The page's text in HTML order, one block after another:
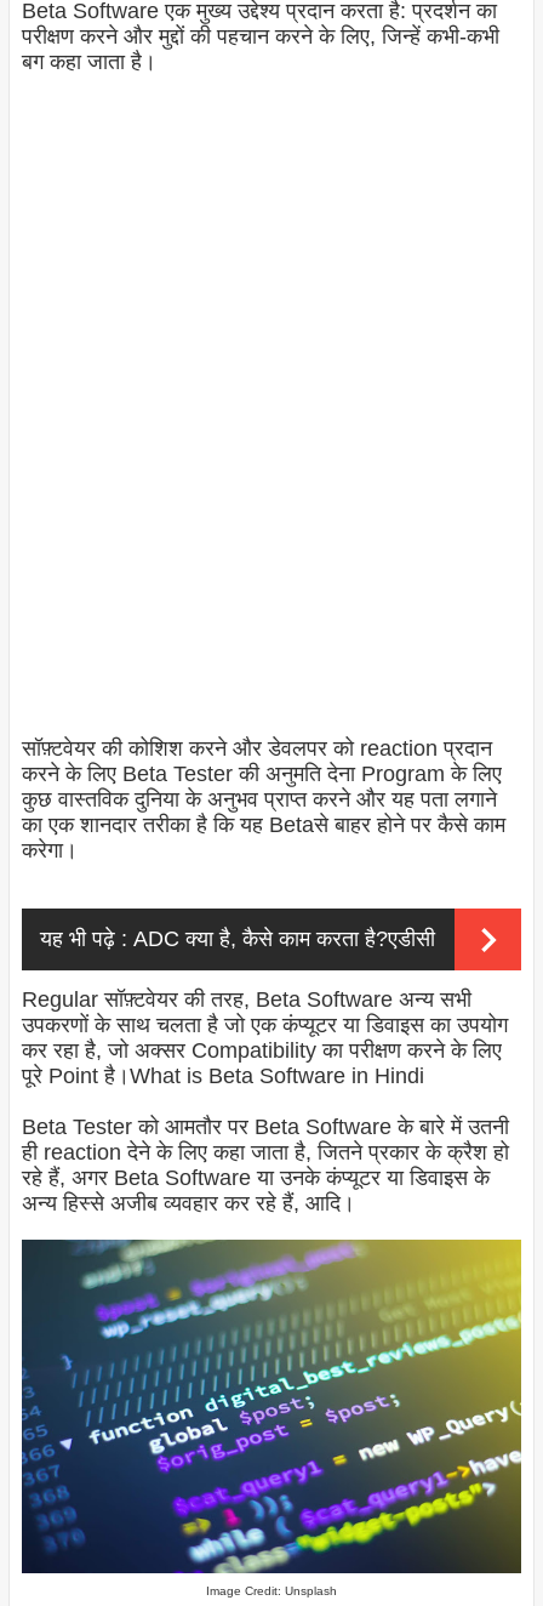
Beta Software एक मुख्य उद्देश्य प्रदान करता है: प्रदर्शन का
परीक्षण करने और मुद्दों की पहचान करने के लिए, जिन्हें कभी-कभी
बग कहा जाता है।
सॉफ़्टवेयर की कोशिश करने और डेवलपर को reaction प्रदान
करने के लिए Beta Tester की अनुमति देना Program के लिए
कुछ वास्तविक दुनिया के अनुभव प्राप्त करने और यह पता लगाने
का एक शानदार तरीका है कि यह Betaसे बाहर होने पर कैसे काम
करेगा।
यह भी पढ़े : ADC क्या है, कैसे काम करता है?एडीसी
Regular सॉफ़्टवेयर की तरह, Beta Software अन्य सभी
उपकरणों के साथ चलता है जो एक कंप्यूटर या डिवाइस का उपयोग
कर रहा है, जो अक्सर Compatibility का परीक्षण करने के लिए
पूरे Point है।What is Beta Software in Hindi
Beta Tester को आमतौर पर Beta Software के बारे में उतनी
ही reaction देने के लिए कहा जाता है, जितने प्रकार के क्रैश हो
रहे हैं, अगर Beta Software या उनके कंप्यूटर या डिवाइस के
अन्य हिस्से अजीब व्यवहार कर रहे हैं, आदि।
Image Credit: Unsplash